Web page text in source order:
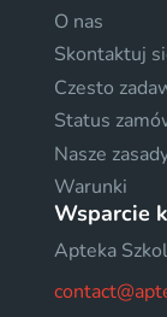
O nas
Skontaktuj
Czesto
Status
Nasze
Warunki
Wsparcie
Apteka